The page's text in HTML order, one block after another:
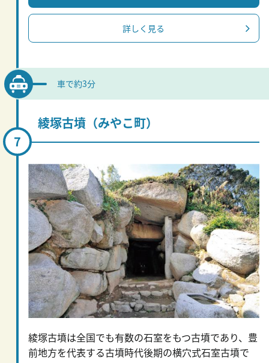
詳しく見る
車で約3分
綾塚古墳（みやこ町）
綾塚古墳は全国でも有数の石室をもつ古墳であり、豊
前地方を代表する古墳時代後期の横穴式石室古墳で